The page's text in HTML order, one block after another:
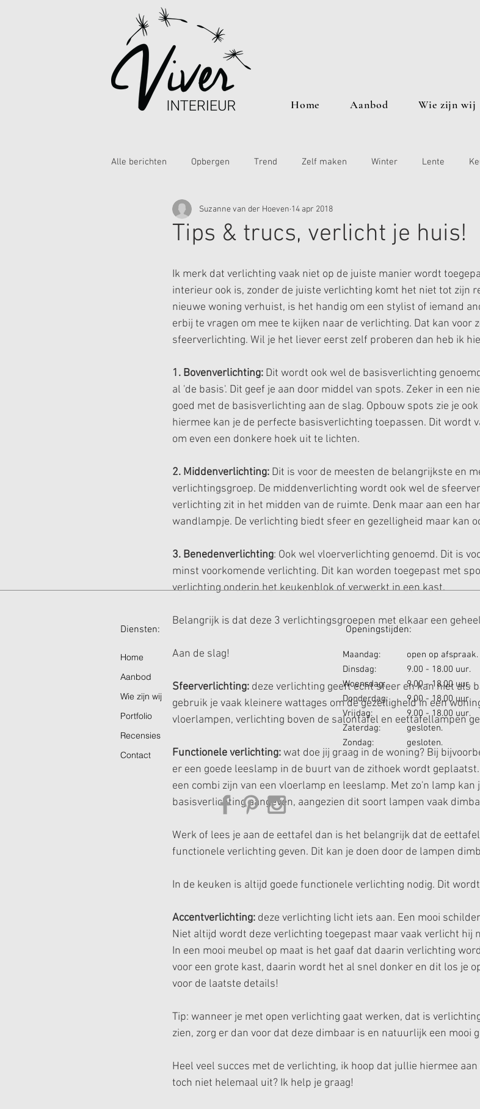
Home Aanbod Wie zijn wij
Alle berichten Opbergen Trend Zelf maken Winter Lente
Tips & trucs, verlicht je huis!
Suzanne van der Hoeven 14 apr 2018
Ik merk dat verlichting vaak niet op de juiste manier wordt
interieur ook is, zonder de juiste verlichting komt het niet tot zijn
nieuwe woning verhuist, is het handig om een stylist of iemand
erbij te vragen om mee te kijken naar de verlichting. Dat kan voor
sfeerverlichting. Wil je het liever eerst zelf proberen dan heb ik
1. Bovenverlichting: Dit wordt ook wel de basisverlichting
al 'de basis'. Dit geef je aan door middel van spots. Zeker in een
goed met de basisverlichting aan de slag. Opbouw spots zie je
hiermee kan je de perfecte basisverlichting toepassen. Dit wordt
om even een donkere hoek uit te lichten.
2. Middenverlichting: Dit is voor de meesten de belangrijkste en
verlichtingsgroep. De middenverlichting wordt ook wel de
verlichting zit in het midden van de ruimte. Denk maar aan een
wandlampje. De verlichting biedt sfeer en gezelligheid maar kan
3. Benedenverlichting: Ook wel vloerverlichting genoemd. Dit is
minst voorkomende verlichting. Dit kan worden toegepast met
verlichting onderin het keukenblok of verwerkt in een kast.
Belangrijk is dat deze 3 verlichtingsgroepen met elkaar een
Aan de slag!
Sfeerverlichting: deze verlichting geeft echt sfeer en kan niet als
gebruik je vaak kleinere wattages om de gezelligheid in een
vloerlampen, verlichting boven de salontafel en eettafellampen
Functionele verlichting: wat doe jij graag in de woning? Bij
er een goede leeslamp in de buurt van de zithoek wordt
een combi zijn van een vloerlamp en leeslamp. Met zo'n lamp kan
basisverlichting aangeven, aangezien dit soort lampen vaak
Werk of lees je aan de eettafel dan is het belangrijk dat de
functionele verlichting geven. Dit kan je doen door de lampen
In de keuken is altijd goede functionele verlichting nodig. Dit
Accentverlichting: deze verlichting licht iets aan. Een mooi
Niet altijd wordt deze verlichting toegepast maar vaak verlicht hij
In een mooi meubel op maat is het gaaf dat daarin verlichting
voor een grote kast, daarin wordt het al snel donker en dit los je
voor de laatste details!
Tip: wanneer je met open verlichting gaat werken, dat is
zien, zorg er dan voor dat deze dimbaar is en natuurlijk een mooi
Heel veel succes met de verlichting, ik hoop dat jullie hiermee
toch niet helemaal uit? Ik help je graag!
Maandag:
Dinsdag:
Woensdag:
Donderdag:
Vrijdag:
Zaterdag:
Zondag:
Diensten: Openingstijden:
Home
Aanbod
Wie zijn wij
Portfolio
Recensies
Contact
open op afspraak.
9.00 - 18.00 uur.
9.00 - 18.00 uur.
9.00 - 18.00 uur.
9.00 - 18.00 uur.
gesloten.
gesloten.